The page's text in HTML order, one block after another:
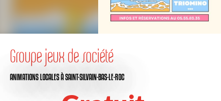
Groupe jeux de société
ANIMATIONS LOCALESÀ SAINT-SILVAIN-BAS-LE-ROC